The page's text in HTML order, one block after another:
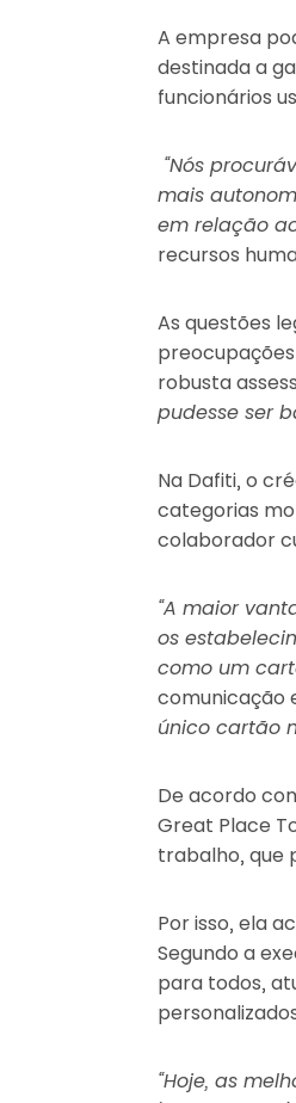
A empresa
destinada a
funcionários
“Nós
mais
em relação
recursos
As questões
robusta
pudesse ser
Na Dafiti, o
categorias
colaborador
“A maior
os
como um
comunicação
único cartão
De acordo
Great Place
trabalho, que
Por isso, ela
Segundo a
para todos,
“Hoje, as